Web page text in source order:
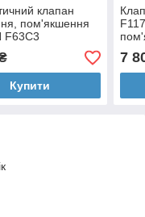
клапан
пом'якшення
F63C3
Купити
год
7